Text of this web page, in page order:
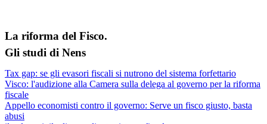
La riforma del Fisco.
Gli studi di Nens
Tax gap: se gli evasori fiscali si nutrono del sistema forfettario
Visco: l'audizione alla Camera sulla delega al governo per la riforma
fiscale
Appello economisti contro il governo: Serve un fisco giusto, basta
abusi